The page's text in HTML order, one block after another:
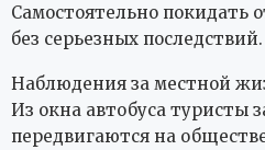
Самостоятельно покидать
без серьезных последствий.
Наблюдения за местной
Из окна автобуса туристы
передвигаются на